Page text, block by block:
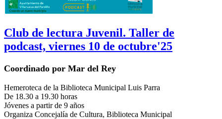
Club de lectura Juvenil. Taller de
podcast, viernes 10 de octubre'25
Coordinado por Mar del Rey
Hemeroteca de la Biblioteca Municipal Luis Parra
De 18.30 a 19.30 horas
Jóvenes a partir de 9 años
Organiza Concejalía de Cultura, Biblioteca Municipal